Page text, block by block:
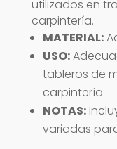
utilizados en
carpintería.
MATERIAL:
USO:
tableros de
carpintería
NOTAS:
variadas